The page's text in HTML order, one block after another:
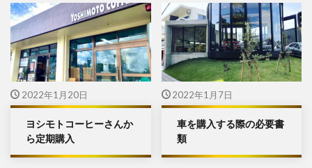
2022年1月20日
ヨシモトコーヒーさんか
ら定期購入
2022年1月7日
車を購入する際の必要書
類